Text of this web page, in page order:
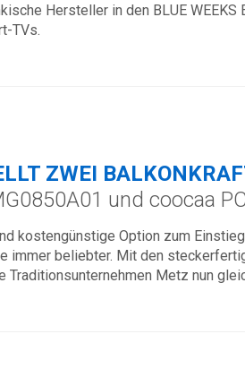
Hersteller in den BLUE
TVs.
ZWEI
und coocaa
kostengünstige Option zum
immer beliebter. Mit den
Traditionsunternehmen Metz nun